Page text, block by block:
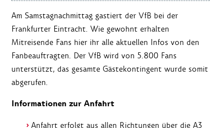
Am Samstagnachmittag gastiert der VfB bei der
Frankfurter Eintracht. Wie gewohnt erhalten
Mitreisende Fans hier ihr alle aktuellen Infos von den
Fanbeauftragten. Der VfB wird von 5.800 Fans
unterstützt, das gesamte Gästekontingent wurde somit
abgerufen.
Informationen zur Anfahrt
Anfahrt erfolgt aus allen Richtungen über die A3